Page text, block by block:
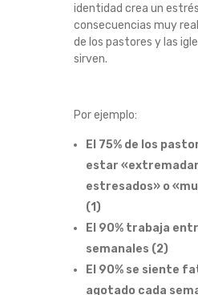
identidad crea un
consecuencias muy
de los pastores y las
sirven.
Por ejemplo:
El 75% de los
estar
estresados» o
(1)
El 90% trabaja
semanales (2)
El 90% se siente
agotado cada